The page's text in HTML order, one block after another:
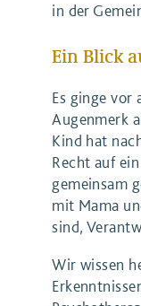
in der
Ein Blick
Es ginge vor
Augenmerk
Kind hat
Recht auf
gemeinsam
mit Mama
sind,
Wir wissen